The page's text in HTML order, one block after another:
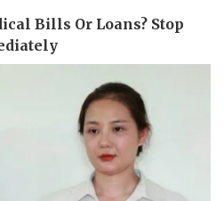
Ô tô - Xe máy
Xe máy
Tư vấn